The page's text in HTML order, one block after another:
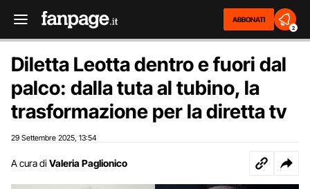
ABBONATI
2
Diletta Leotta dentro e fuori dal
palco: dalla tuta al tubino, la
trasformazione per la diretta tv
29 Settembre 2025 13:54
A cura di Valeria Paglionico